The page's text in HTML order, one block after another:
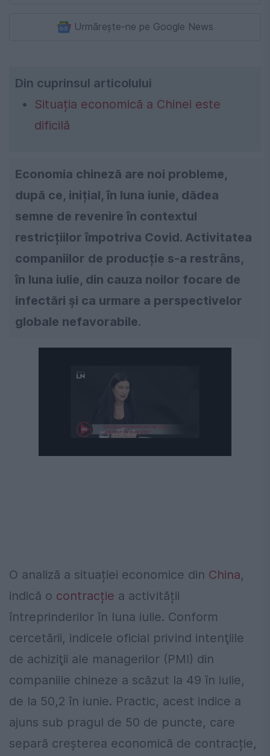
Urmărește-ne pe Google News
Din cuprinsul articolului
Situația economică a Chinei este
dificilă
Economia chineză are noi probleme,
după ce, inițial, în luna iunie, dădea
semne de revenire în contextul
restricțiilor împotriva Covid. Activitatea
companiilor de producție s-a restrâns,
în luna iulie, din cauza noilor focare de
infectări și ca urmare a perspectivelor
globale nefavorabile.
O analiză a situației economice din China,
indică o contracție a activității
întreprinderilor în luna iulie. Conform
cercetării, indicele oficial privind intenţiile
de achiziţii ale managerilor (PMI) din
companiile chineze a scăzut la 49 în iulie,
de la 50,2 în iunie. Practic, acest indice a
ajuns sub pragul de 50 de puncte, care
separă creşterea economică de contracție,